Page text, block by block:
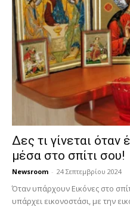
Δες τι γίνεται όταν
μέσα στο σπίτι σου!
Newsroom - 24 Σεπτεμβρίου 2024
Όταν υπάρχουν Εικόνες στο
υπάρχει εικονοστάσι, με την